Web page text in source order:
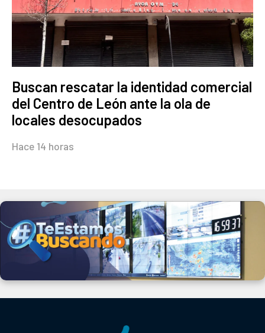
Buscan rescatar la identidad comercial
del Centro de León ante la ola de
locales desocupados
Hace 14 horas